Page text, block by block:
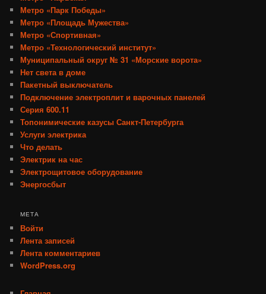
Метро «Парк Победы»
Метро «Площадь Мужества»
Метро «Спортивная»
Метро «Технологический институт»
Муниципальный округ № 31 «Морские ворота»
Нет света в доме
Пакетный выключатель
Подключение электроплит и варочных панелей
Серия 600.11
Топонимические казусы Санкт-Петербурга
Услуги электрика
Что делать
Электрик на час
Электрощитовое оборудование
Энергосбыт
МЕТА
Войти
Лента записей
Лента комментариев
WordPress.org